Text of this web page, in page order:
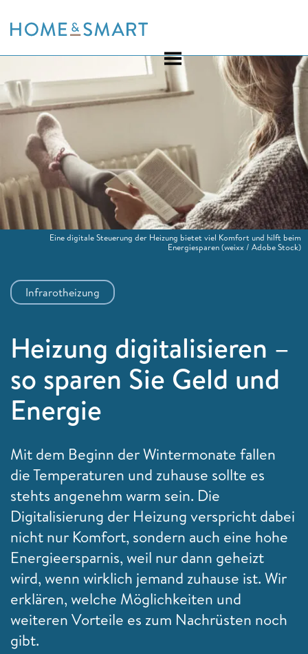
to
Infrarotheizung
Heizung digitalisieren –
so sparen Sie Geld und
Energie
Mit dem Beginn der Wintermonate fallen
die Temperaturen und zuhause sollte es
stehts angenehm warm sein. Die
Digitalisierung der Heizung verspricht dabei
nicht nur Komfort, sondern auch eine hohe
Energieersparnis, weil nur dann geheizt
wird, wenn wirklich jemand zuhause ist. Wir
erklären, welche Möglichkeiten und
weiteren Vorteile es zum Nachrüsten noch
gibt.
Eine digitale Steuerung der Heizung bietet viel Komfort und hilft beim
Energiesparen(weixx / Adobe Stock)